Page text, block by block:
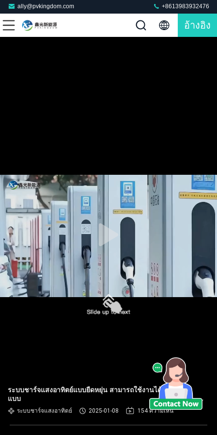
ally@pvkingdom.com +8613983932476
อ้างอิง
ระบบชาร์จแสงอาทิตย์แบบยืดหยุ่น สามารถใช้งานได้หลาย
แบบ
ระบบชาร์จแสงอาทิตย์ 2025-01-08 154 ความเห็น